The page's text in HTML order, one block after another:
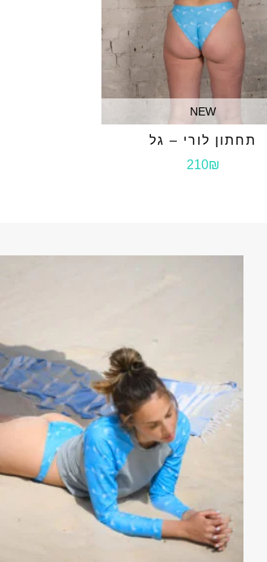
NEW
תחתון לורי – גל
210₪